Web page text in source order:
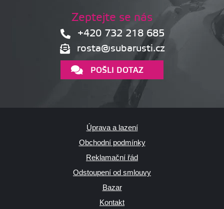
Zeptejte se nás
+420 732 218 685
rosta@subarusti.cz
POŠLI DOTAZ
Úprava a lazení
Obchodní podmínky
Reklamační řád
Odstoupení od smlouvy
Bazar
Kontakt